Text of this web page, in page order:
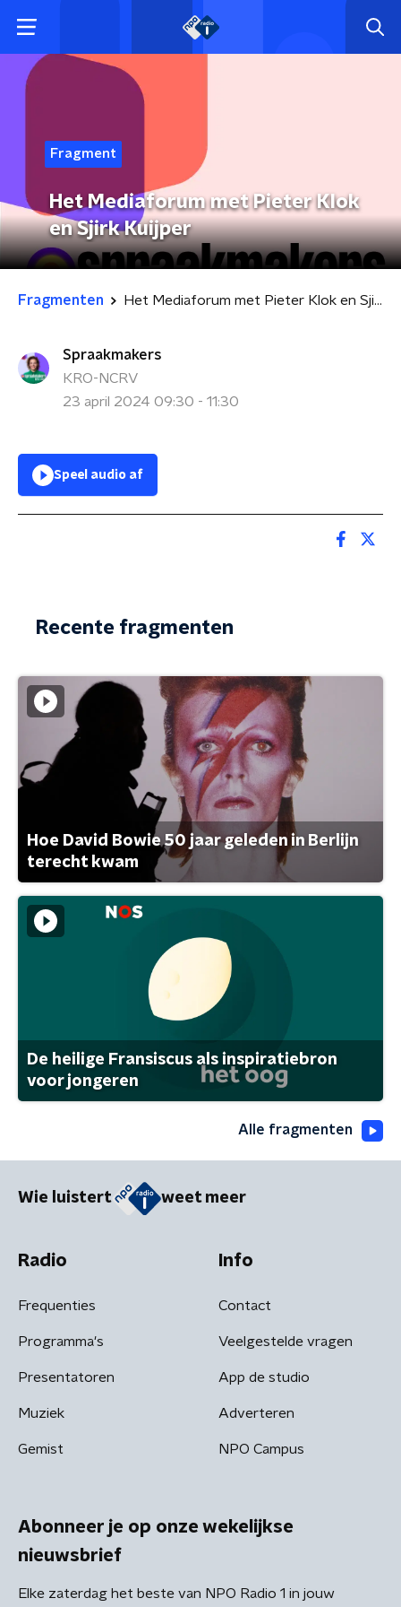
Fragment
Het Mediaforum met Pieter Klok
en Sjirk Kuijper
Fragmenten Het Mediaforum met Pieter Klok en Sjirk Kuijper
Spraakmakers
KRO-NCRV
23 april 2024 09:30 - 11:30
Speel audio af
Recente fragmenten
Hoe David Bowie 50 jaar geleden in Berlijn
terecht kwam
De heilige Fransiscus als inspiratiebron
voor jongeren
Alle fragmenten
Wie luistert weet meer
Radio
Frequenties
Programma's
Presentatoren
Muziek
Gemist
Info
Contact
Veelgestelde vragen
App de studio
Adverteren
NPO Campus
Abonneer je op onze wekelijkse
nieuwsbrief
Elke zaterdag het beste van NPO Radio 1 in jouw